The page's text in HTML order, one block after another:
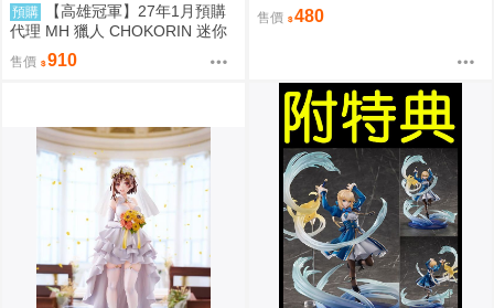
預購
【高雄冠軍】27年1月預購
代理 MH 獵人 CHOKORIN 迷你
玩偶收藏集 第1彈 中盒6入 免訂
金0813
售價 910
售價 480